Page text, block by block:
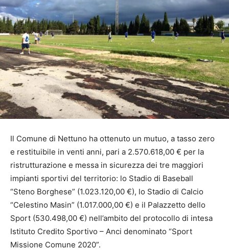
Il Comune di Nettuno ha ottenuto un mutuo, a tasso zero
e restituibile in venti anni, pari a 2.570.618,00 € per la
ristrutturazione e messa in sicurezza dei tre maggiori
impianti sportivi del territorio: lo Stadio di Baseball
“Steno Borghese” (1.023.120,00 €), lo Stadio di Calcio
“Celestino Masin” (1.017.000,00 €) e il Palazzetto dello
Sport (530.498,00 €) nell’ambito del protocollo di intesa
Istituto Credito Sportivo – Anci denominato “Sport
Missione Comune 2020”.